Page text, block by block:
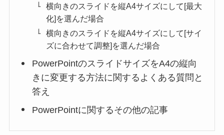
横向きのスライドを縦A4サイズにして[最大
化]を選んだ場合
横向きのスライドを縦A4サイズにして[サイ
ズに合わせて調整]を選んだ場合
PowerPointのスライドサイズをA4の縦向
きに変更する方法に関するよくある質問と
答え
PowerPointに関するその他の記事